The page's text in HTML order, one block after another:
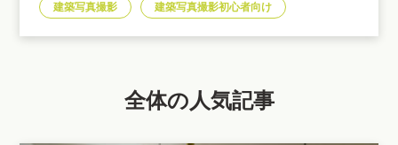
建築写真撮影 建築写真撮影初心者向け
全体の人気記事